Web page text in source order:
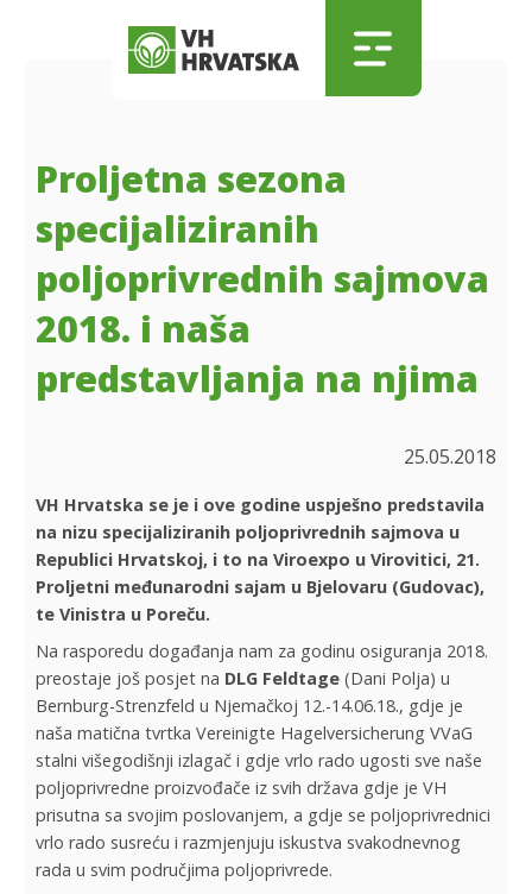
Proljetna sezona
specijaliziranih
poljoprivrednih sajmova
2018. i naša
predstavljanja na njima
25.05.2018
VH Hrvatska se je i ove godine uspješno predstavila
na nizu specijaliziranih poljoprivrednih sajmova u
Republici Hrvatskoj, i to na Viroexpo u Virovitici, 21.
Proljetni međunarodni sajam u Bjelovaru (Gudovac),
te Vinistra u Poreču.
Na rasporedu događanja nam za godinu osiguranja 2018.
preostaje još posjet na DLG Feldtage (Dani Polja) u
Bernburg-Strenzfeld u Njemačkoj 12.-14.06.18., gdje je
naša matična tvrtka Vereinigte Hagelversicherung VVaG
stalni višegodišnji izlagač i gdje vrlo rado ugosti sve naše
poljoprivredne proizvođače iz svih država gdje je VH
prisutna sa svojim poslovanjem, a gdje se poljoprivrednici
vrlo rado susreću i razmjenjuju iskustva svakodnevnog
rada u svim područjima poljoprivrede.